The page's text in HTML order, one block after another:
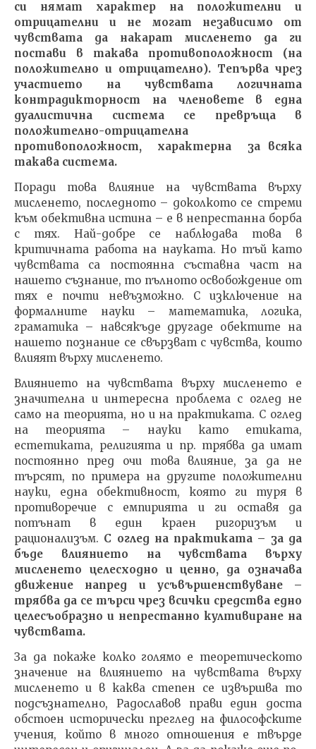
си нямат характер на положителни и
отрицателни и не могат независимо от
чувствата да накарат мисленето да ги
постави в такава противоположност (на
положително и отрицателно). Тепърва чрез
участието на чувствата логичната
контрадикторност на членовете в една
дуалистична система се превръща в
положително-отрицателна
противоположност, характерна за всяка
такава система.
Поради това влияние на чувствата върху
мисленето, последното – доколкото се стреми
към обективна истина – е в непрестанна борба
с тях. Най-добре се наблюдава това в
критичната работа на науката. Но тъй като
чувствата са постоянна съставна част на
нашето съзнание, то пълното освобождение от
тях е почти невъзможно. С изключение на
формалните науки – математика, логика,
граматика – навсякъде другаде обектите на
нашето познание се свързват с чувства, които
влияят върху мисленето.
Влиянието на чувствата върху мисленето е
значителна и интересна проблема с оглед не
само на теорията, но и на практиката. С оглед
на теорията – науки като етиката,
естетиката, религията и пр. трябва да имат
постоянно пред очи това влияние, за да не
търсят, по примера на другите положителни
науки, една обективност, която ги туря в
противоречие с емпирията и ги оставя да
потънат в един краен ригоризъм и
рационализъм. С оглед на практиката – за да
бъде влиянието на чувствата върху
мисленето целесходно и ценно, да означава
движение напред и усъвършенствуване –
трябва да се търси чрез всички средства едно
целесъобразно и непрестанно култивиране на
чувствата.
За да покаже колко голямо е теоретическото
значение на влиянието на чувствата върху
мисленето и в каква степен се извършва то
подсъзнателно, Радославов прави един доста
обстоен исторически преглед на философските
учения, който в много отношения е твърде